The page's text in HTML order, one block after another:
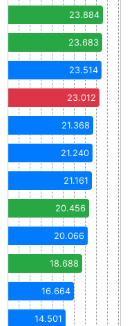
23.884
23.683
23.514
23.012
21.368
21.240
21.161
20.456
20.066
18.688
16.664
14.501